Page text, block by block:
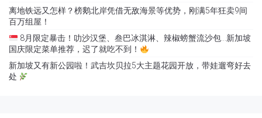
离地铁远又怎样？榜鹅北岸凭借无敌海景等优势，刚满5年狂卖9间
百万组屋！
8月限定暴击！叻沙汉堡、叁巴冰淇淋、辣椒螃蟹流沙包…新加坡
国庆限定菜单推荐，迟了就吃不到！
新加坡又有新公园啦！武吉坎贝拉5大主题花园开放，带娃遛弯好去
处